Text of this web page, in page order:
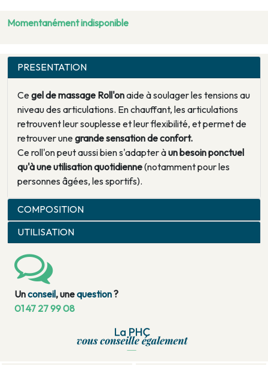
Momentanément indisponible
PRESENTATION
Cegel de massage Roll'onaide à soulager les tensions au
niveau des articulations. En chauffant, les articulations
retrouvent leur souplesse et leur flexibilité, et permet de
retrouver unegrande sensation de confort.
Ce roll'on peut aussi bien s'adapter àun besoin ponctuel
qu'à une utilisation quotidienne(notamment pour les
personnes âgées, les sportifs).
COMPOSITION
UTILISATION
Unconseil, unequestion?
01 47 27 99 08